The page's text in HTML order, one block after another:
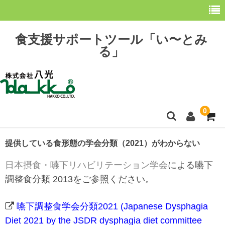
食支援サポートツール「い〜とみ
る」
0
ホーム
最新情報
購 入
操作方法
提供している食形態の学会分類（2021）がわからない
日本摂食・嚥下リハビリテーション学会による嚥下
調整食分類 2013をご参照ください。
嚥下調整食学会分類2021 (Japanese Dysphagia
Diet 2021 by the JSDR dysphagia diet committee